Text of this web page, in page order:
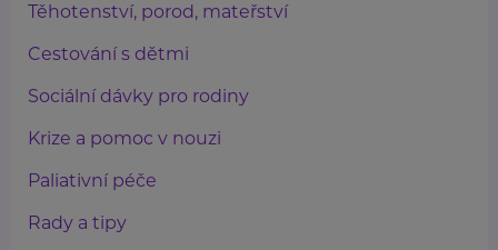
Těhotenství, porod, mateřství
Cestování s dětmi
Sociální dávky pro rodiny
Krize a pomoc v nouzi
Paliativní péče
Rady a tipy